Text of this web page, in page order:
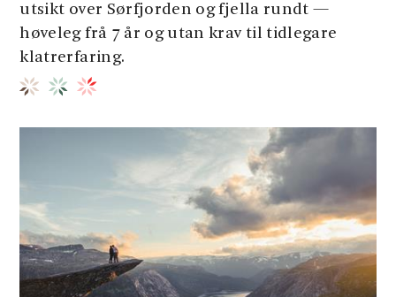
utsikt over Sørfjorden og fjella rundt —
høveleg frå 7 år og utan krav til tidlegare
klatrerfaring.